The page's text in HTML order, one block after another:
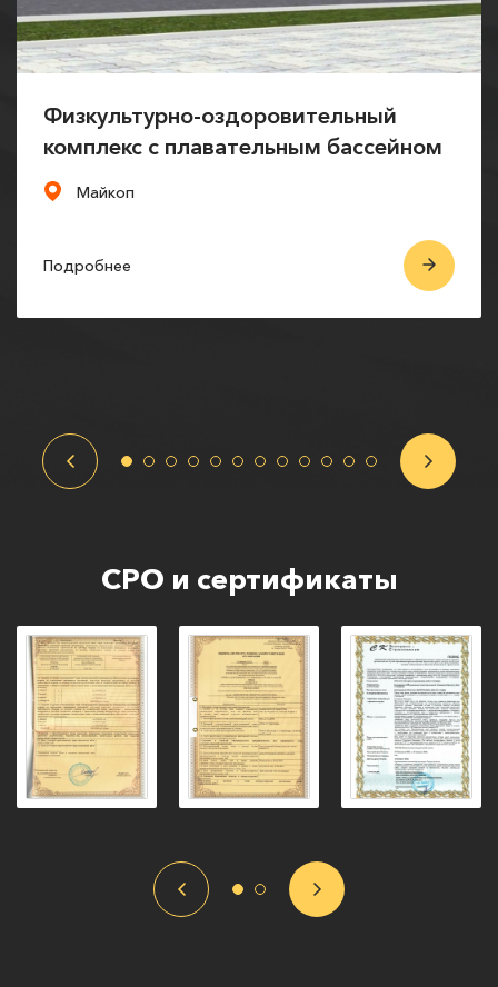
Физкультурно-оздоровительный
комплекс с плавательным бассейном
Майкоп
Подробнее
СРО и сертификаты